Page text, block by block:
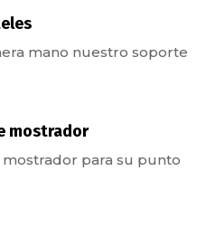
mano nuestro soporte
mostrador
mostrador para su punto